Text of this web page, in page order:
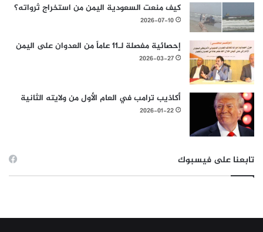
كيف منعت السعودية اليمن من استخراج ثرواته؟
2026-07-10
إحصائية مفصلة لـ11 عاماً من العدوان على اليمن
2026-03-27
أكاذيب ترامب في العام الأول من ولايته الثانية
2026-01-22
تابعنا على فيسبوك